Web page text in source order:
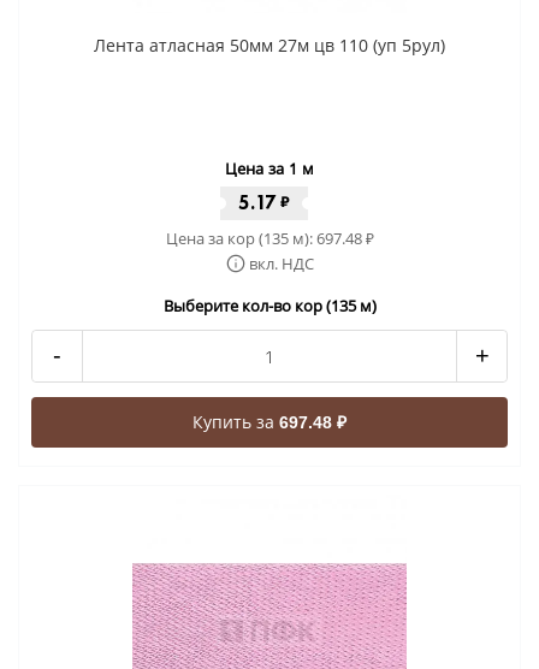
Лента атласная 50мм 27м цв 110 (уп 5рул)
Цена за 1 м
5.17 ₽
Цена за кор (135 м):697.48₽
вкл. НДС
Выберите кол-во кор (135 м)
- +
Купить за 697.48 ₽